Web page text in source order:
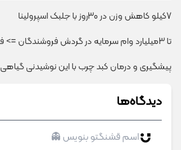
7کیلو کاهش وزن در 30روز با جلبک اسپرولینا
تا 3میلیارد وام سرمایه در گردش فروشندگان => فروشگاهت رو ثبت کن
پیشگیری و درمان کبد چرب با این نوشیدنی گیاهی
دیدگاه‌ها